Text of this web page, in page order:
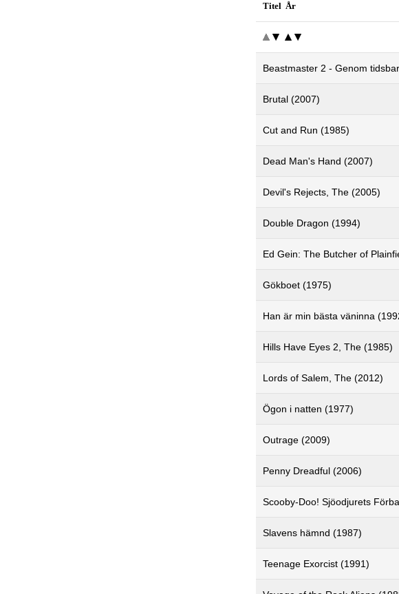
Titel År
Beastmaster 2 - Genom
Brutal (2007)
Cut and Run (1985)
Dead Man's Hand (2007)
Devil's Rejects, The (2005)
Double Dragon (1994)
Ed Gein: The Butcher of
Gökboet (1975)
Han är min bästa väninna
Hills Have Eyes 2, The (1985)
Lords of Salem, The (2012)
Ögon i natten (1977)
Outrage (2009)
Penny Dreadful (2006)
Scooby-Doo! Sjöodjurets
Slavens hämnd (1987)
Teenage Exorcist (1991)